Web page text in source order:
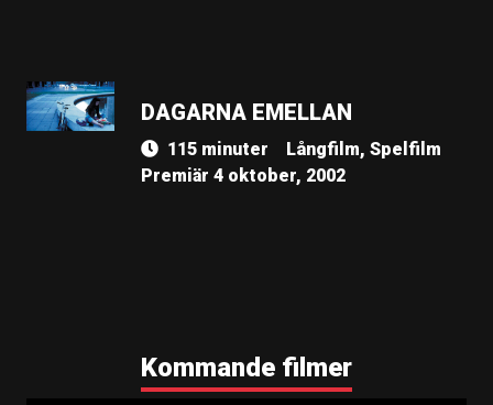
DAGARNA EMELLAN
115 minuter
Långfilm, Spelfilm
Premiär 4 oktober, 2002
Kommande filmer